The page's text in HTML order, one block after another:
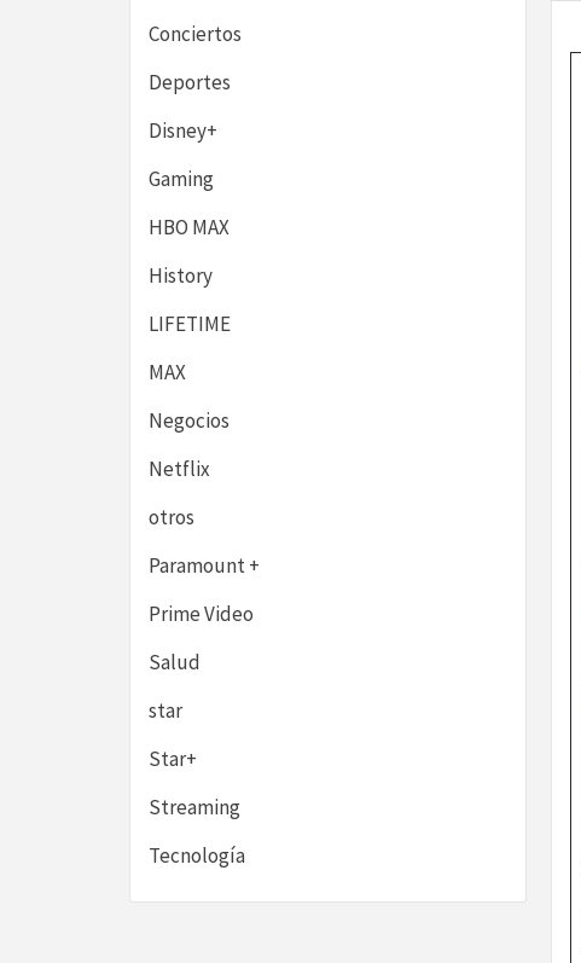
Conciertos
Deportes
Disney+
Gaming
HBO MAX
History
LIFETIME
MAX
Negocios
Netflix
otros
Paramount +
Prime Video
Salud
star
Star+
Streaming
Tecnología